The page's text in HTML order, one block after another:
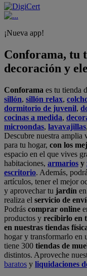
¡Nueva app!
Conforama, tu
decoración y
Conforama es tu tienda
sillón, sillón relax,
dormitorio de juvenil,
cocinas a medida,
microondas, lavavajillas,
Descubre nuestra amplia
para tu hogar, con los
espacio en el que vives
habitaciones, armarios y
escritorio. Además,
artículos, tener el mejor
y aprovechar tu jardín
realiza el servicio de
Podrás comprar online
productos y recibirlo en
en nuestras tiendas
hogar y transformarlo en
tiene 300 tiendas de
distintos. Aproveche
baratos y liquidaciones